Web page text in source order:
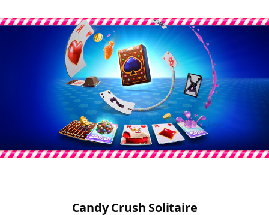
Candy Crush Solitaire